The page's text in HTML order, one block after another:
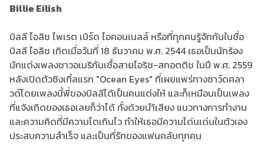
Billie Eilish
บิลลี ไอลิช ไพเรต เบิร์ด ไอคอนเนลล์ หรือที่ทุกคนรู้จักกันในชื่อ
บิลลี ไอลิช เกิดเมื่อวันที่ 18 ธันวาคม พ.ศ. 2544 เธอเป็นนักร้อง
นักแต่งเพลงชาวอเมริกันเชื้อสายไอริช-สกอตติช ในปี พ.ศ. 2559
หลังเปิดตัวซิงเกิ้ลแรก "Ocean Eyes" ที่เผยแพร่ทางซาว์ดคลา
วด์โดยเพลงนี้พี่ของบิลลีได้เป็นคนแต่งให้ และก็เหมือนเป็นเพลง
ที่แจ้งเกิดของเธอเลยก็ว่าได้ ทั้งด้วยนำ้เสียง แนวทางการทำงาน
และความคิดที่มีความโตเกินไว ทำให้เธอมีความโด่นเด่นในตัวเอง
ประสบความสำเร็จ และเป็นที่รักของแฟนคลับทุกคน